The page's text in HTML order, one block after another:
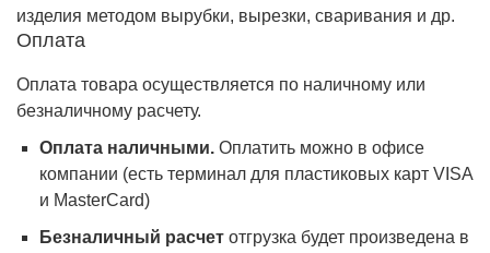
изделия методом вырубки, вырезки, сваривания и др.
Оплата
Оплата товара осуществляется по наличному или
безналичному расчету.
Оплата наличными. Оплатить можно в офисе
компании (есть терминал для пластиковых карт VISA
и MasterCard)
Безналичный расчетотгрузка будет произведена в